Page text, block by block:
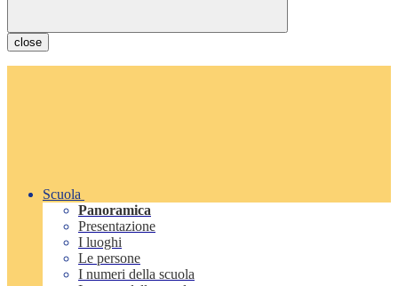
close
Scuola
Panoramica
Presentazione
I luoghi
Le persone
I numeri della scuola